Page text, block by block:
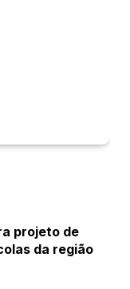
projeto de
da região